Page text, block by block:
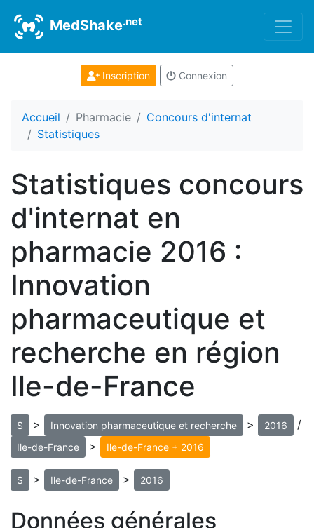
MedShake.net
Inscription Connexion
Accueil Pharmacie
Concours d'internat
Statistiques
Statistiques concours
d'internat en
pharmacie 2016 :
Innovation
pharmaceutique et
recherche en région
Ile-de-France
S > Innovation pharmaceutique et recherche > 2016 /
Ile-de-France > Ile-de-France + 2016
S > Ile-de-France > 2016
Données générales